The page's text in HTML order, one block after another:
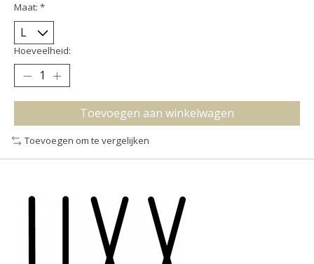
Maat: *
Hoeveelheid:
Toevoegen aan winkelwagen
Toevoegen om te vergelijken